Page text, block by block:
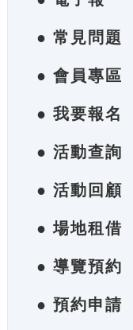
● 常見問題
● 會員專區
● 我要報名
● 活動查詢
● 活動回顧
● 場地租借
● 導覽預約
● 預約申請